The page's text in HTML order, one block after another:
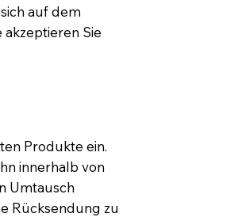
auf dem
Sie
Produkte ein.
innerhalb von
Umtausch
Rücksendung zu